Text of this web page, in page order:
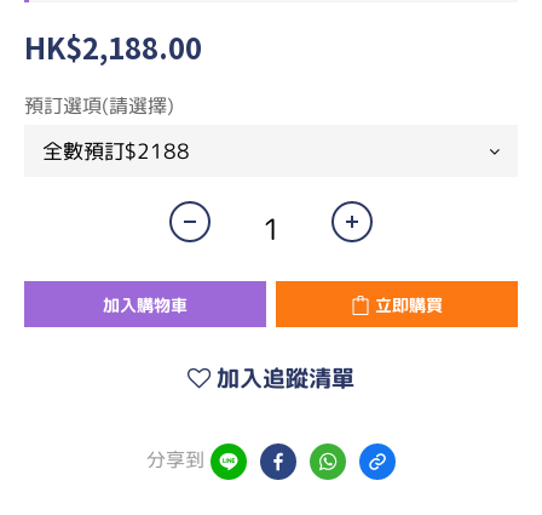
HK$2,188.00
預訂選項(請選擇)
加入購物車 立即購買
加入追蹤清單
分享到